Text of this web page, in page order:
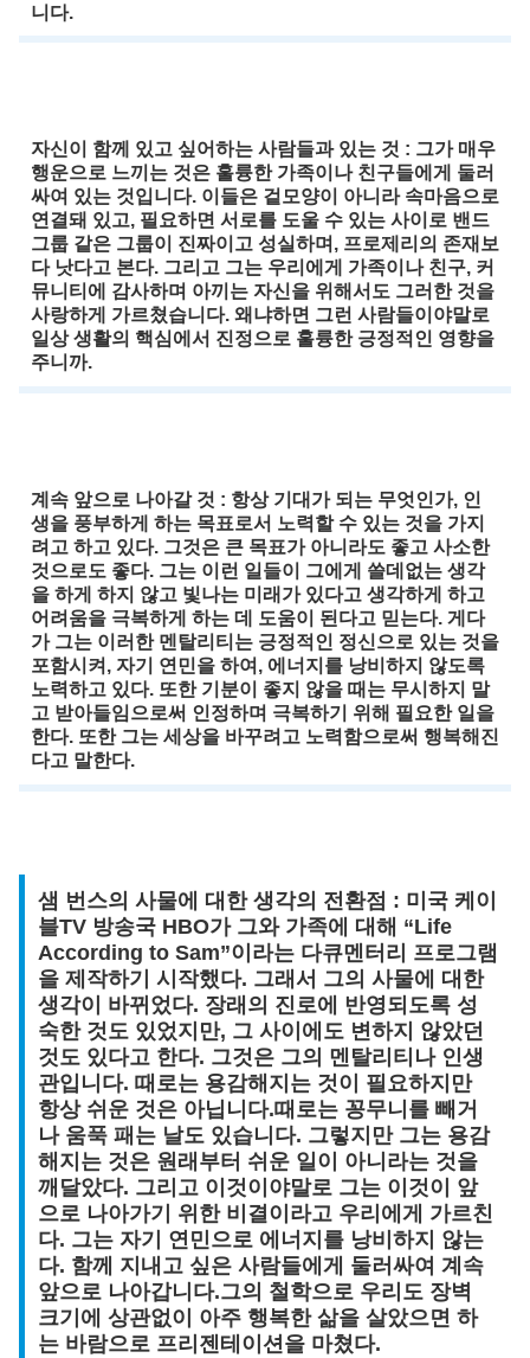
니다.
자신이 함께 있고 싶어하는 사람들과 있는 것 : 그가 매우
행운으로 느끼는 것은 훌륭한 가족이나 친구들에게 둘러
싸여 있는 것입니다. 이들은 겉모양이 아니라 속마음으로
연결돼 있고, 필요하면 서로를 도울 수 있는 사이로 밴드
그룹 같은 그룹이 진짜이고 성실하며, 프로제리의 존재보
다 낫다고 본다. 그리고 그는 우리에게 가족이나 친구, 커
뮤니티에 감사하며 아끼는 자신을 위해서도 그러한 것을
사랑하게 가르쳤습니다. 왜냐하면 그런 사람들이야말로
일상 생활의 핵심에서 진정으로 훌륭한 긍정적인 영향을
주니까.
계속 앞으로 나아갈 것 : 항상 기대가 되는 무엇인가, 인
생을 풍부하게 하는 목표로서 노력할 수 있는 것을 가지
려고 하고 있다. 그것은 큰 목표가 아니라도 좋고 사소한
것으로도 좋다. 그는 이런 일들이 그에게 쓸데없는 생각
을 하게 하지 않고 빛나는 미래가 있다고 생각하게 하고
어려움을 극복하게 하는 데 도움이 된다고 믿는다. 게다
가 그는 이러한 멘탈리티는 긍정적인 정신으로 있는 것을
포함시켜, 자기 연민을 하여, 에너지를 낭비하지 않도록
노력하고 있다. 또한 기분이 좋지 않을 때는 무시하지 말
고 받아들임으로써 인정하며 극복하기 위해 필요한 일을
한다. 또한 그는 세상을 바꾸려고 노력함으로써 행복해진
다고 말한다.
샘 번스의 사물에 대한 생각의 전환점 : 미국 케이
블TV 방송국 HBO가 그와 가족에 대해 “Life
According to Sam”이라는 다큐멘터리 프로그램
을 제작하기 시작했다. 그래서 그의 사물에 대한
생각이 바뀌었다. 장래의 진로에 반영되도록 성
숙한 것도 있었지만, 그 사이에도 변하지 않았던
것도 있다고 한다. 그것은 그의 멘탈리티나 인생
관입니다. 때로는 용감해지는 것이 필요하지만
항상 쉬운 것은 아닙니다.때로는 꽁무니를 빼거
나 움푹 패는 날도 있습니다. 그렇지만 그는 용감
해지는 것은 원래부터 쉬운 일이 아니라는 것을
깨달았다. 그리고 이것이야말로 그는 이것이 앞
으로 나아가기 위한 비결이라고 우리에게 가르친
다. 그는 자기 연민으로 에너지를 낭비하지 않는
다. 함께 지내고 싶은 사람들에게 둘러싸여 계속
앞으로 나아갑니다.그의 철학으로 우리도 장벽
크기에 상관없이 아주 행복한 삶을 살았으면 하
는 바람으로 프리젠테이션을 마쳤다.